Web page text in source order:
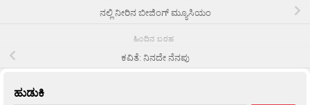
ನಲ್ಲಿ ನೀರಿನ ಬೀಜಿಂಗ್ ಮ್ಯೂಸಿಯಂ
ಹಿಂದಿನ ಬರಹ
ಕವಿತೆ: ನಿನದೇ ನೆನಪು
ಹುಡುಕಿ